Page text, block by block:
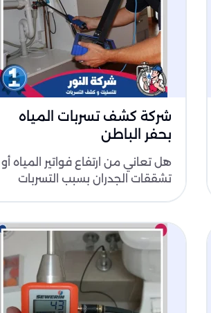
شركة كشف تسربات المياه
بحفر الباطن
هل تعاني من ارتفاع فواتير المياه أو
تشققات الجدران بسبب التسربات